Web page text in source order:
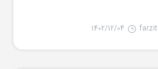
1402/12/04